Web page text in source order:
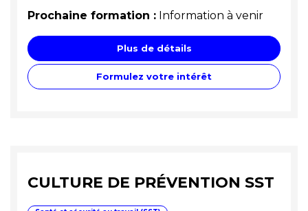
Prochaine formation : Information à venir
Plus de détails
Formulez votre intérêt
CULTURE DE PRÉVENTION SST